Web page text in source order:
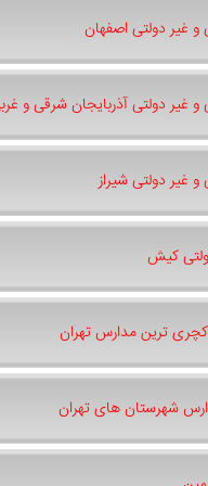
غیر دولتی اصفهان
دولتی آذربایجان شرقی و
غیر دولتی شیراز
کیش
ترین مدارس تهران
شهرستان های تهران